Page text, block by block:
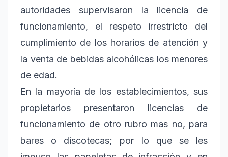
autoridades supervisaron la licencia de
funcionamiento, el respeto irrestricto del
cumplimiento de los horarios de atención y
la venta de bebidas alcohólicas los menores
de edad.
En la mayoría de los establecimientos, sus
propietarios presentaron licencias de
funcionamiento de otro rubro mas no, para
bares o discotecas; por lo que se les